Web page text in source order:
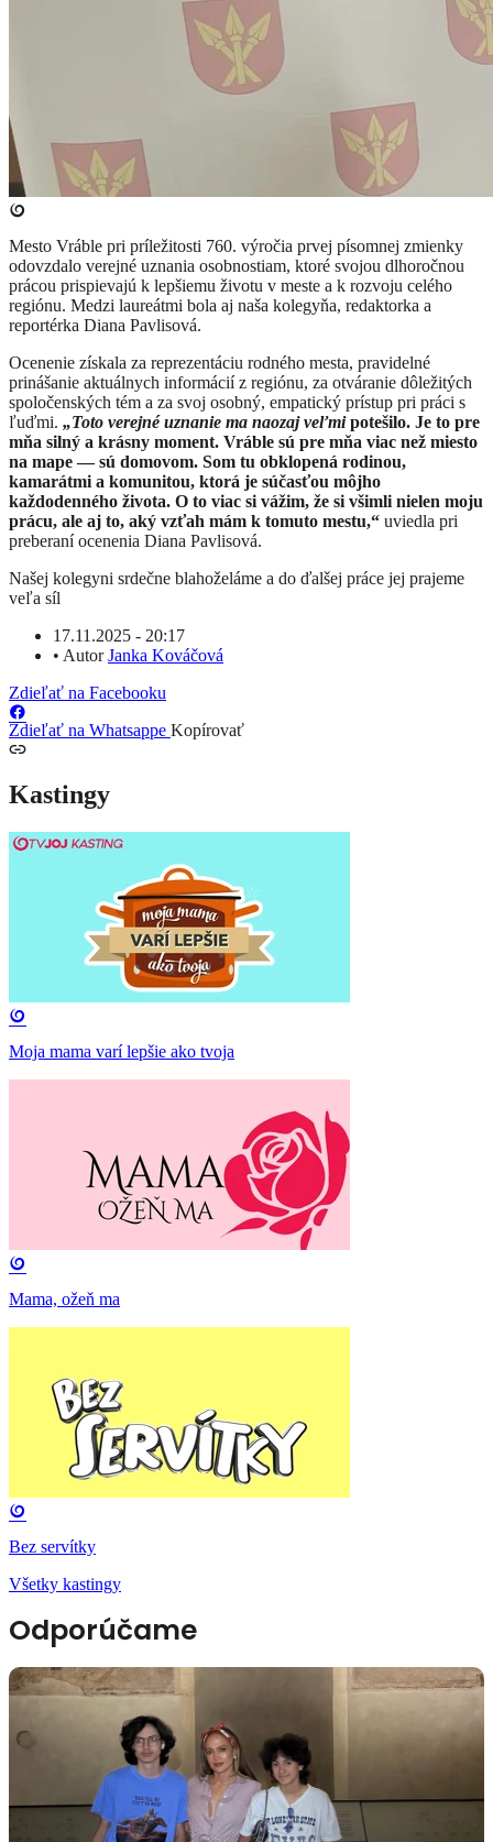
Mesto Vráble pri príležitosti 760. výročia prvej písomnej zmienky
odovzdalo verejné uznania osobnostiam, ktoré svojou dlhoročnou
prácou prispievajú k lepšiemu životu v meste a k rozvoju celého
regiónu. Medzi laureátmi bola aj naša kolegyňa, redaktorka a
reportérka Diana Pavlisová.
Ocenenie získala za reprezentáciu rodného mesta, pravidelné
prinášanie aktuálnych informácií z regiónu, za otváranie dôležitých
spoločenských tém a za svoj osobný, empatický prístup pri práci s
ľuďmi. „Toto verejné uznanie ma naozaj veľmipotešilo. Je to pre
mňa silný a krásny moment. Vráble sú pre mňa viac než miesto
na mape — sú domovom. Som tu obklopená rodinou,
kamarátmi a komunitou, ktorá je súčasťou môjho
každodenného života. O to viac si vážim, že si všimli nielen moju
prácu, ale aj to, aký vzťah mám k tomuto mestu,“ uviedla pri
preberaní ocenenia Diana Pavlisová.
Našej kolegyni srdečne blahoželáme a do ďalšej práce jej prajeme
veľa síl
17.11.2025 - 20:17
• AutorJanka Kováčová
Zdieľať na Facebooku
Zdieľať na Whatsappe Kopírovať
Kastingy
Moja mama varí lepšie ako tvoja
Mama, ožeň ma
Bez servítky
Všetky kastingy
Odporúčame